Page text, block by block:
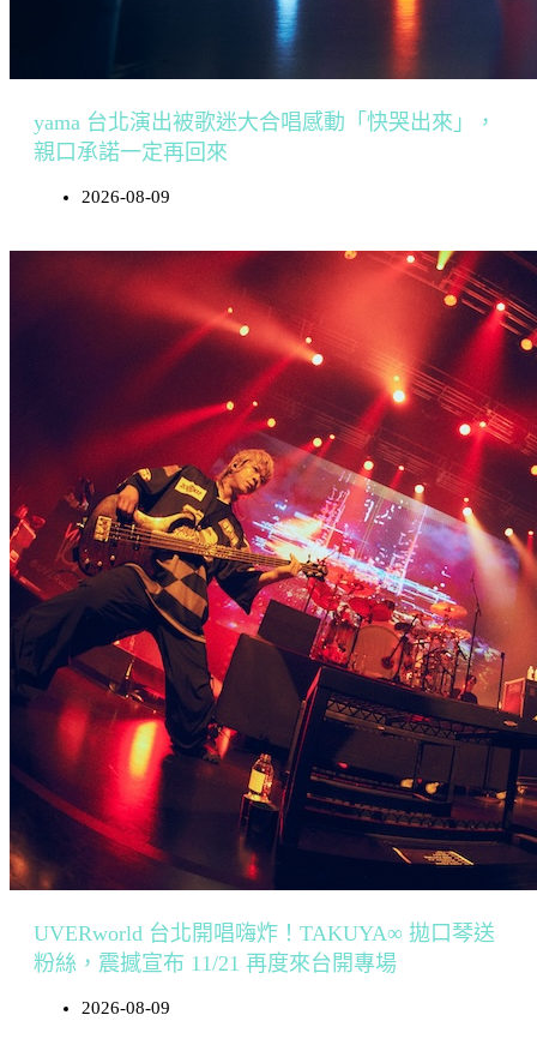
yama 台北演出被歌迷大合唱感動「快哭出來」，
親口承諾一定再回來
2026-08-09
UVERworld 台北開唱嗨炸！TAKUYA∞ 拋口琴送
粉絲，震撼宣布 11/21 再度來台開專場
2026-08-09